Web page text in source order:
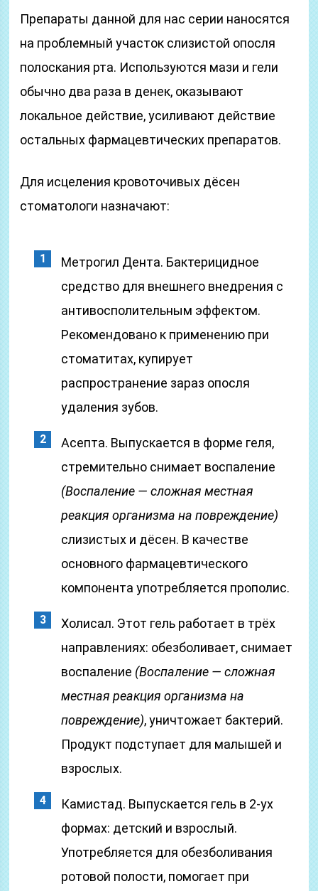
Препараты данной для нас серии наносятся
на проблемный участок слизистой опосля
полоскания рта. Используются мази и гели
обычно два раза в денек, оказывают
локальное действие, усиливают действие
остальных фармацевтических препаратов.
Для исцеления кровоточивых дёсен
стоматологи назначают:
Метрогил Дента. Бактерицидное
средство для внешнего внедрения с
антивосполительным эффектом.
Рекомендовано к применению при
стоматитах, купирует
распространение зараз опосля
удаления зубов.
Асепта. Выпускается в форме геля,
стремительно снимает воспаление
(Воспаление — сложная местная
реакция организма на повреждение)
слизистых и дёсен. В качестве
основного фармацевтического
компонента употребляется прополис.
Холисал. Этот гель работает в трёх
направлениях: обезболивает, снимает
воспаление (Воспаление — сложная
местная реакция организма на
повреждение), уничтожает бактерий.
Продукт подступает для малышей и
взрослых.
Камистад. Выпускается гель в 2-ух
формах: детский и взрослый.
Употребляется для обезболивания
ротовой полости, помогает при